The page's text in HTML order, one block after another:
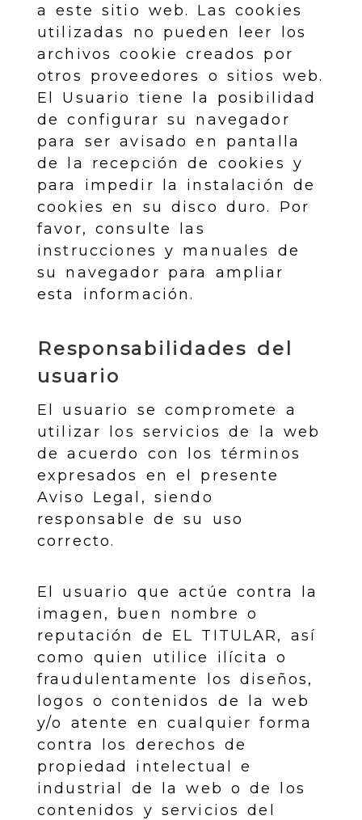
a este sitio web. Las cookies
utilizadas no pueden leer los
archivos cookie creados por
otros proveedores o sitios web.
El Usuario tiene la posibilidad
de configurar su navegador
para ser avisado en pantalla
de la recepción de cookies y
para impedir la instalación de
cookies en su disco duro. Por
favor, consulte las
instrucciones y manuales de
su navegador para ampliar
esta información.
Responsabilidades del
usuario
El usuario se compromete a
utilizar los servicios de la web
de acuerdo con los términos
expresados en el presente
Aviso Legal, siendo
responsable de su uso
correcto.
El usuario que actúe contra la
imagen, buen nombre o
reputación de EL TITULAR, así
como quien utilice ilícita o
fraudulentamente los diseños,
logos o contenidos de la web
y/o atente en cualquier forma
contra los derechos de
propiedad intelectual e
industrial de la web o de los
contenidos y servicios del